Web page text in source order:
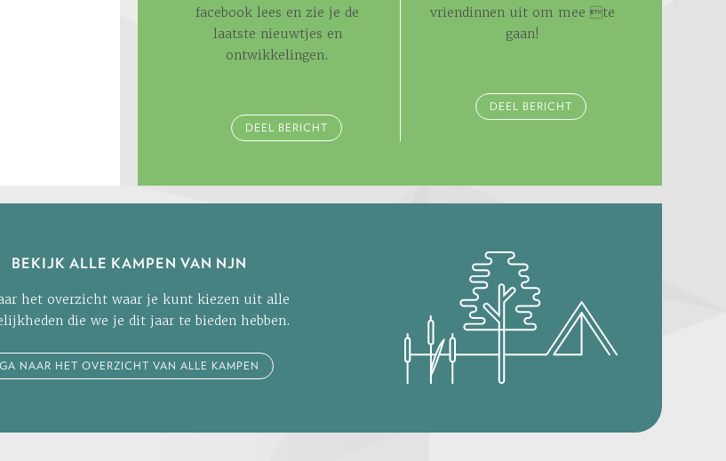
facebook lees en zie je de
laatste nieuwtjes en
ontwikkelingen.
DEEL BERICHT
vriendinnen uit om mee te
gaan!
DEEL BERICHT
BEKIJK ALLE KAMPEN VAN NJN
het overzicht waar je kunt kiezen uit alle
die we je dit jaar te bieden hebben.
GA NAAR HET OVERZICHT VAN ALLE KAMPEN